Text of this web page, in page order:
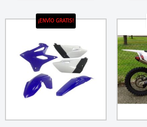
¡ENVÍO GRATIS!